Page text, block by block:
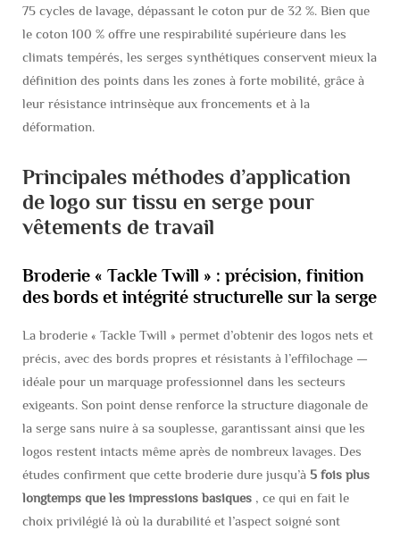
75 cycles de lavage, dépassant le coton pur de 32 %. Bien que
le coton 100 % offre une respirabilité supérieure dans les
climats tempérés, les serges synthétiques conservent mieux la
définition des points dans les zones à forte mobilité, grâce à
leur résistance intrinsèque aux froncements et à la
déformation.
Principales méthodes d’application
de logo sur tissu en serge pour
vêtements de travail
Broderie « Tackle Twill » : précision, finition
des bords et intégrité structurelle sur la serge
La broderie « Tackle Twill » permet d’obtenir des logos nets et
précis, avec des bords propres et résistants à l’effilochage —
idéale pour un marquage professionnel dans les secteurs
exigeants. Son point dense renforce la structure diagonale de
la serge sans nuire à sa souplesse, garantissant ainsi que les
logos restent intacts même après de nombreux lavages. Des
études confirment que cette broderie dure jusqu’à 5 fois plus
longtemps que les impressions basiques , ce qui en fait le
choix privilégié là où la durabilité et l’aspect soigné sont